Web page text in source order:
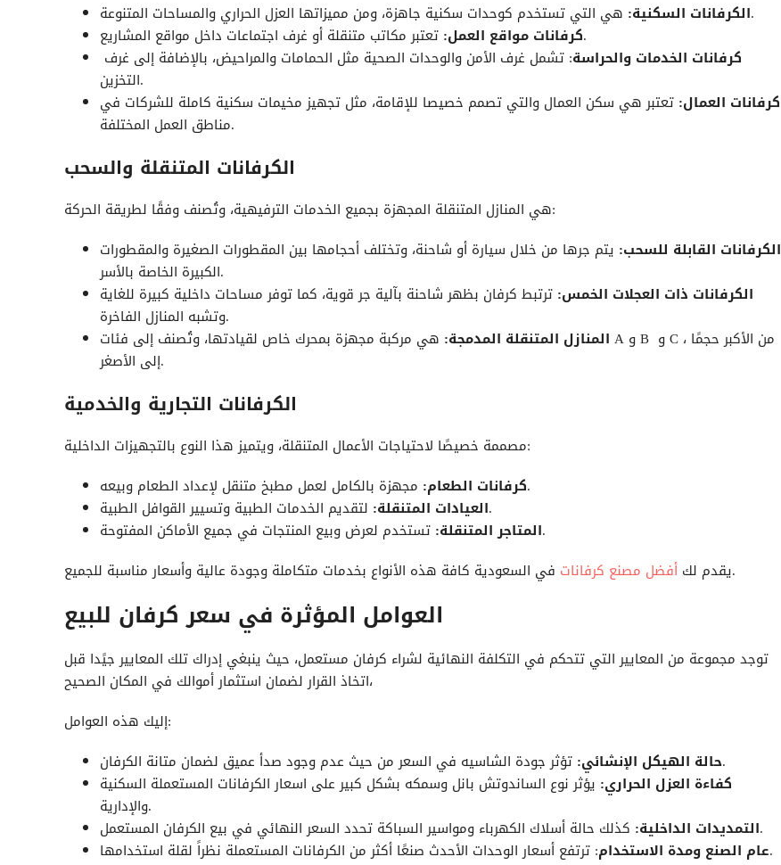
الكرفانات السكنية:هي التي تستخدم كوحدات سكنية جاهزة، ومن مميزاتها العزل الحراري والمساحات المتنوعة.
كرفانات مواقع العمل:تعتبر مكاتب متنقلة أو غرف اجتماعات داخل مواقع المشاريع.
كرفانات الخدمات والحراسة: تشمل غرف الأمن والوحدات الصحية مثل الحمامات والمراحيض، بالإضافة إلى غرف
التخزين.
كرفانات العمال: تعتبر هي سكن العمال والتي تصمم خصيصا للإقامة، مثل تجهيز مخيمات سكنية كاملة للشركات في
مناطق العمل المختلفة.
الكرفانات المتنقلة والسحب
هي المنازل المتنقلة المجهزة بجميع الخدمات الترفيهية، وتُصنف وفقًا لطريقة الحركة:
الكرفانات القابلة للسحب: يتم جرها من خلال سيارة أو شاحنة، وتختلف أحجامها بين المقطورات الصغيرة والمقطورات
الكبيرة الخاصة بالأسر.
الكرفانات ذات العجلات الخمس: ترتبط كرفان بظهر شاحنة بآلية جر قوية، كما توفر مساحات داخلية كبيرة للغاية
وتشبه المنازل الفاخرة.
المنازل المتنقلة المدمجة: هي مركبة مجهزة بمحرك خاص لقيادتها، وتُصنف إلى فئات A و B و C ، من الأكبر حجمًا
إلى الأصغر.
الكرفانات التجارية والخدمية
مصممة خصيصًا لاحتياجات الأعمال المتنقلة، ويتميز هذا النوع بالتجهيزات الداخلية:
كرفانات الطعام:مجهزة بالكامل لعمل مطبخ متنقل لإعداد الطعام وبيعه.
العيادات المتنقلة:لتقديم الخدمات الطبية وتسيير القوافل الطبية.
المتاجر المتنقلة:تستخدم لعرض وبيع المنتجات في جميع الأماكن المفتوحة.
يقدم لك أفضل مصنع كرفانات في السعودية كافة هذه الأنواع بخدمات متكاملة وجودة عالية وأسعار مناسبة للجميع.
العوامل المؤثرة في سعر
توجد مجموعة من المعايير التي تتحكم في التكلفة النهائية لشراء كرفان مستعمل، حيث ينبغي إدراك تلك المعايير جيًدا قبل
اتخاذ القرار لضمان استثمار أموالك في المكان الصحيح،
إليك هذه العوامل:
حالة الهيكل الإنشائي:تؤثر جودة الشاسيه في السعر من حيث عدم وجود صدأ عميق لضمان متانة الكرفان.
كفاءة العزل الحراري: يؤثر نوع الساندوتش بانل وسمكه بشكل كبير على اسعار الكرفانات المستعملة السكنية
والإدارية.
التمديدات الداخلية:كذلك حالة أسلاك الكهرباء ومواسير السباكة تحدد السعر النهائي في بيع الكرفان المستعمل.
عام الصنع ومدة الاستخدام: ترتفع أسعار الوحدات الأحدث صنعًا أكثر من الكرفانات المستعملة نظراً لقلة استخدامها.